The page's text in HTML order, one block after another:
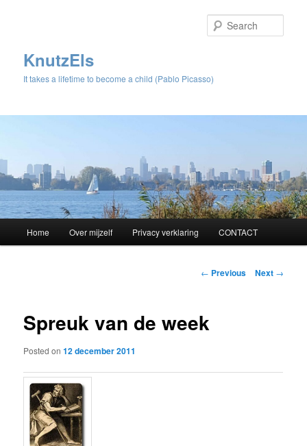
KnutzEls
It takes a lifetime to become a child (Pablo Picasso)
Skip
content
Home Over mijzelf Privacy verklaring CONTACT
Post
← Previous Next →
Spreuk van de week
Posted on12 december 2011